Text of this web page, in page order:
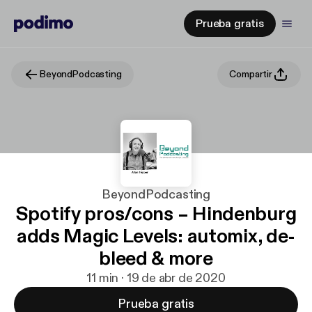
Prueba gratis
BeyondPodcasting Compartir
BeyondPodcasting
Spotify pros/cons – Hindenburg
adds Magic Levels: automix, de-
bleed & more
11 min · 19 de abr de 2020
Prueba gratis